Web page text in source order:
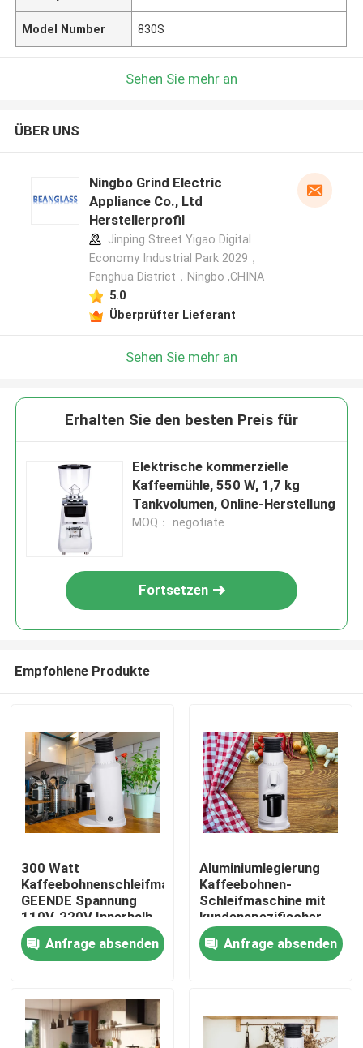
Haus
VR Show
Model Number 830S
Sehen Sie mehr an
ÜBER UNS
Ningbo Grind Electric
Appliance Co., Ltd
Herstellerprofil
Jinping Street Yigao Digital
Economy Industrial Park 2029，
Fenghua District，Ningbo ,CHINA
5.0
Überprüfter Lieferant
Sehen Sie mehr an
Erhalten Sie den besten Preis für
Elektrische kommerzielle
Kaffeemühle, 550 W, 1,7 kg
Tankvolumen, Online-Herstellung
MOQ： negotiate
Fortsetzen
Empfohlene Produkte
300 Watt
Kaffeebohnenschleifmaschine
GEENDE Spannung
110V-220V Innerhalb
von L13*W21*H32CM
Anfrage absenden
Aluminiumlegierung
Kaffeebohnen-
Schleifmaschine mit
kundenspezifischer
Bandbreite von 110V-
220V 120g
Anfrage absenden